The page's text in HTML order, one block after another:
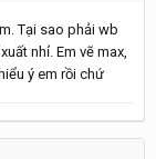
Tại sao phải wb
nhỉ. Em vẽ max,
ý em rồi chứ